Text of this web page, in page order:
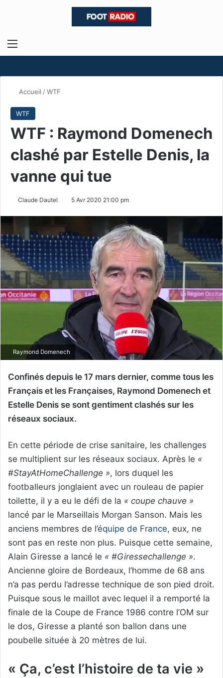
Menu
Accueil /WTF
WTF
WTF : Raymond Domenech
clashé par Estelle Denis, la
vanne qui tue
Claude Dautel 5 Avr 2020 21:00 pm
Raymond Domenech
Confinés depuis le 17 mars dernier, comme tous les
Français et les Françaises, Raymond Domenech et
Estelle Denis se sont gentiment clashés sur les
réseaux sociaux.
En cette période de crise sanitaire, les challenges
se multiplient sur les réseaux sociaux. Après le «
#StayAtHomeChallenge », lors duquel les
footballeurs jonglaient avec un rouleau de papier
toilette, il y a eu le défi de la « coupe chauve »
lancé par le Marseillais Morgan Sanson. Mais les
anciens membres de l’équipe de France, eux, ne
sont pas en reste non plus. Puisque cette semaine,
Alain Giresse a lancé le « #Giressechallenge ».
Ancienne gloire de Bordeaux, l’homme de 68 ans
n’a pas perdu l’adresse technique de son pied droit.
Puisque sous le maillot avec lequel il a remporté la
finale de la Coupe de France 1986 contre l’OM sur
le dos, Giresse a planté son ballon dans une
poubelle située à 20 mètres de lui.
« Ça, c’est l’histoire de ta vie »